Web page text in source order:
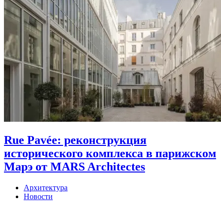
Rue Pavée: реконструкция
исторического комплекса в парижском
Марэ от MARS Architectes
Архитектура
Новости